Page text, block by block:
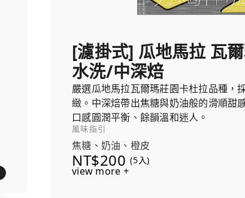
[濾掛式] 瓜地馬拉 瓦
水洗/中深焙
嚴選瓜地馬拉瓦爾瑪莊園卡杜拉品種，
緻。中深焙帶出焦糖與奶油般的滑順甜
口感圓潤平衡、餘韻溫和迷人。
風味指引
焦糖、奶油、橙皮
NT$200 (5入)
view more +